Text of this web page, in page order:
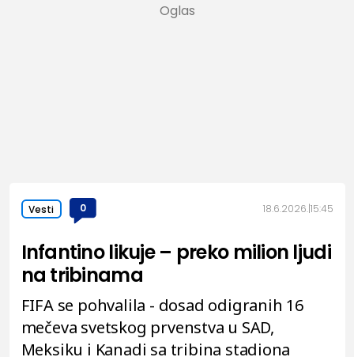
Vesti 0 18.6.2026. 15:45
Infantino likuje – preko milion ljudi
na tribinama
FIFA se pohvalila - dosad odigranih 16
mečeva svetskog prvenstva u SAD,
Meksiku i Kanadi sa tribina stadiona